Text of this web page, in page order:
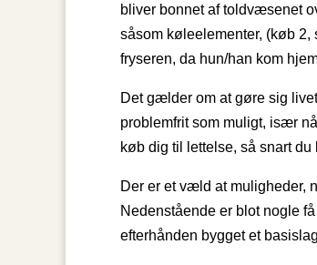
bliver bonnet af toldvæsenet
såsom køleelementer, (køb
fryseren, da hun/han kom
Det gælder om at gøre sig
problemfrit som muligt, især
køb dig til lettelse, så snart du
Der er et væld at muligheder,
Nedenstående er blot nogle
efterhånden bygget et